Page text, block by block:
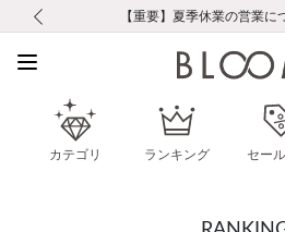
お修理・アフターサー
【重要】令和８年熊本地震に伴う
【重要】ギフトラッピング料金改定
【重要】夏季休業の営業に
税込5,500円以上で送料無料｜最
新規会員登録で1000ポイン
LINE友だち登録で500円クー
会員限定！レビュー投稿で100
お修理・アフターサー
【重要】令和８年熊本地震に伴う
カテゴリ ランキング セー